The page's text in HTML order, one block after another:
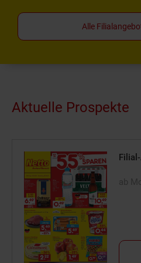
Alle
Aktuelle Prospekte